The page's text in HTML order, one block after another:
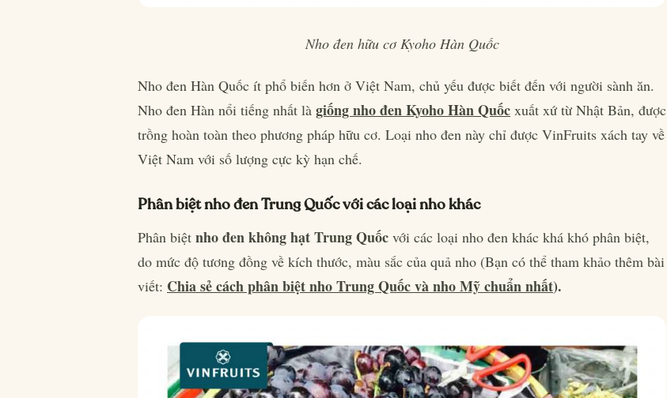
Nho đen hữu cơ Kyoho Hàn Quốc
Nho đen Hàn Quốc ít phổ biến hơn ở Việt Nam, chủ yếu được biết đến với người sành ăn.
Nho đen Hàn nổi tiếng nhất là giống nho đen Kyoho Hàn Quốc xuất xứ từ Nhật Bản, được
trồng hoàn toàn theo phương pháp hữu cơ. Loại nho đen này chỉ được VinFruits xách tay về
Việt Nam với số lượng cực kỳ hạn chế.
Phân biệt nho đen Trung Quốc với các loại nho khác
Phân biệt nho đen không hạt Trung Quốc với các loại nho đen khác khá khó phân biệt,
do mức độ tương đồng về kích thước, màu sắc của quả nho (Bạn có thể tham khảo thêm bài
viết: Chia sẻ cách phân biệt nho Trung Quốc và nho Mỹ chuẩn nhất).